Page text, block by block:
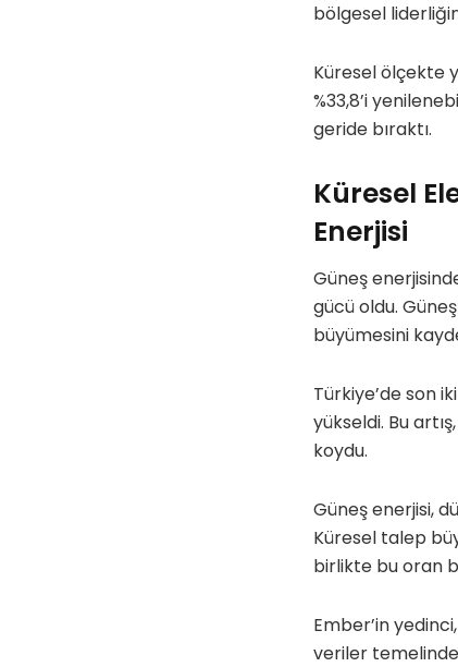
bölgesel
Küresel ölçekte
%33,8’i
geride bıraktı.
Küresel
Enerjisi
Güneş
gücü oldu.
büyümesini
Türkiye’de son
yükseldi. Bu
koydu.
Güneş enerjisi,
Küresel talep
birlikte bu oran
Ember’in yedinci,
veriler